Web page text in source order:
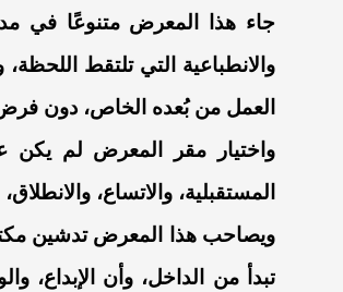
جاء هذا المعرض متنوعًا في
والانطباعية التي تلتقط
العمل من بُعده الخاص، دون
واختيار مقر المعرض لم يكن
المستقبلية، والاتساع،
ويصاحب هذا المعرض تدشين
تبدأ من الداخل، وأن الإبداع،